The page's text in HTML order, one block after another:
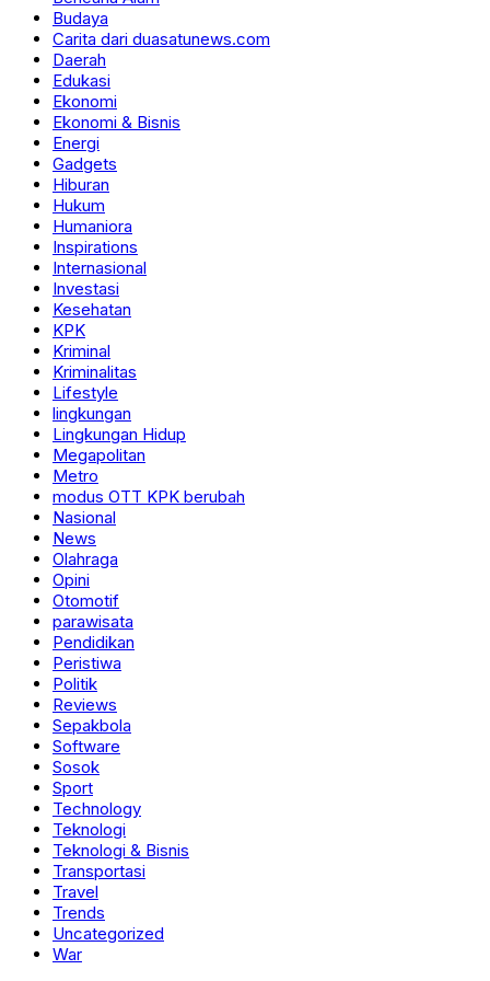
Budaya
Carita dari duasatunews.com
Daerah
Edukasi
Ekonomi
Ekonomi & Bisnis
Energi
Gadgets
Hiburan
Hukum
Humaniora
Inspirations
Internasional
Investasi
Kesehatan
KPK
Kriminal
Kriminalitas
Lifestyle
lingkungan
Lingkungan Hidup
Megapolitan
Metro
modus OTT KPK berubah
Nasional
News
Olahraga
Opini
Otomotif
parawisata
Pendidikan
Peristiwa
Politik
Reviews
Sepakbola
Software
Sosok
Sport
Technology
Teknologi
Teknologi & Bisnis
Transportasi
Travel
Trends
Uncategorized
War